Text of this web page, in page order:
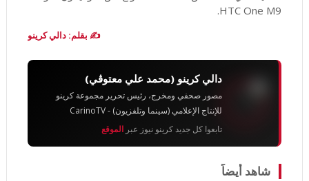
HTC One M9.
✍️ بقلم: دالي كرينو
دالي كرينو (محمد علي معتوڨي)
مصور صحفي ومخرج، رئيس تحرير مجموعة كرينو
للإنتاج الإعلامي (سينما وتلفزيون) - CarinoTV
تابعوا كل جديد كرينو نيوز عبر الموقع
شاهد أيضاً